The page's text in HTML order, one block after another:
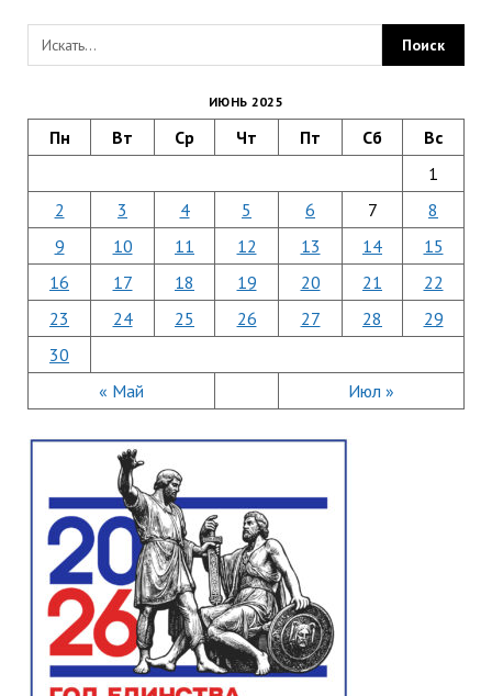
ИЮНЬ 2025
Пн Вт Ср Чт Пт Сб Вс
« Май Июл »
1
2
3 4 5 6 7
8
9
10 11 12 13 14
15
16
17 18 19 20 21
22
23
24 25 26 27 28
29
30